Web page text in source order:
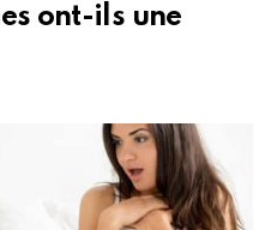
ont-ils une